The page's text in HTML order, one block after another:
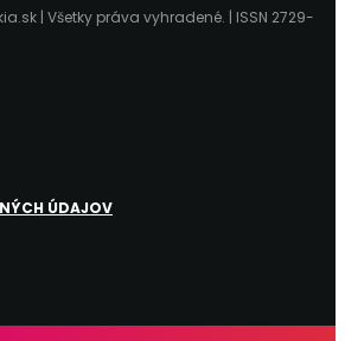
| Všetky práva vyhradené. | ISSN 2729-
ÚDAJOV